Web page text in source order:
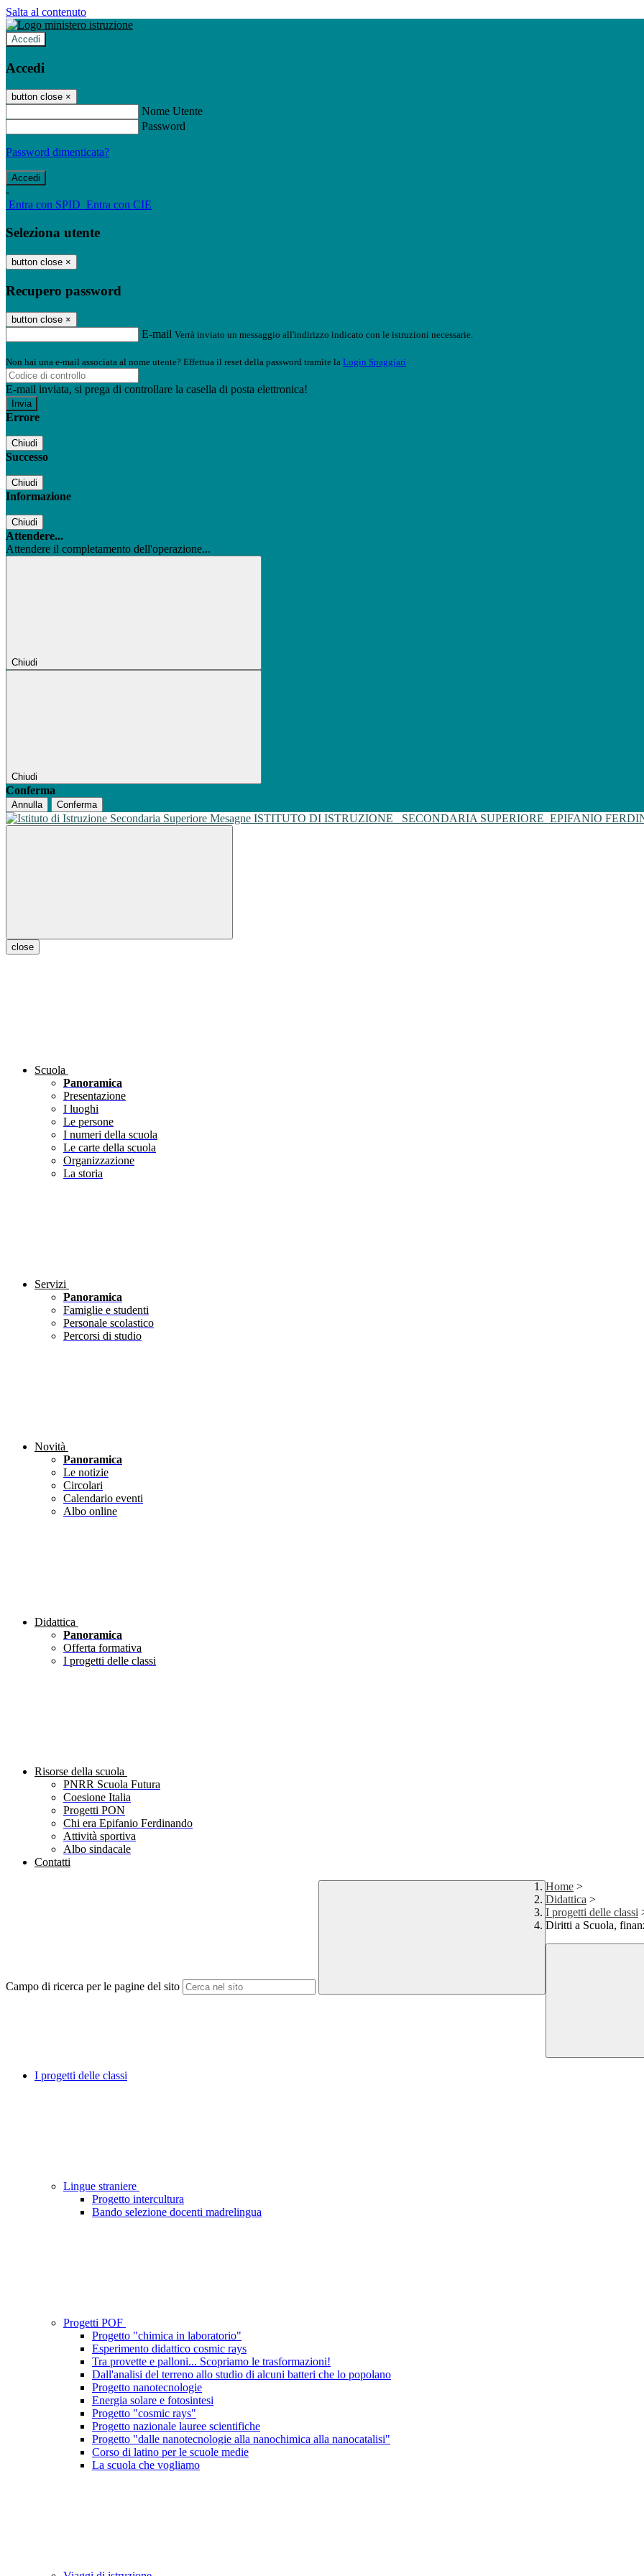
Salta al contenuto
Accedi
Accedi
button close ×
Nome Utente
Password
Password dimenticata?
-
Entra con SPID Entra con CIE
Seleziona utente
button close ×
Recupero password
button close ×
E-mail Verrà inviato un messaggio all'indirizzo indicato con le istruzioni necessarie.
Non hai una e-mail associata al nome utente? Effettua il reset della password tramite la Login Spaggiari
E-mail inviata, si prega di controllare la casella di posta elettronica!
Errore
Chiudi
Successo
Chiudi
Informazione
Chiudi
Attendere...
Attendere il completamento dell'operazione...
Chiudi
Chiudi
Conferma
Annulla Conferma
ISTITUTO DI ISTRUZIONE SECONDARIA SUPERIORE EPIFANIO
close
Scuola
Panoramica
Presentazione
I luoghi
Le persone
I numeri della scuola
Le carte della scuola
Organizzazione
La storia
Servizi
Panoramica
Famiglie e studenti
Personale scolastico
Percorsi di studio
Novità
Panoramica
Le notizie
Circolari
Calendario eventi
Albo online
Didattica
Panoramica
Offerta formativa
I progetti delle classi
Risorse della scuola
PNRR Scuola Futura
Coesione Italia
Progetti PON
Chi era Epifanio Ferdinando
Attività sportiva
Albo sindacale
Contatti
Campo di ricerca per le pagine del sito
Home >
Didattica >
I progetti delle classi
Diritti a Scuola,
I progetti delle classi
Lingue straniere
Progetto intercultura
Bando selezione docenti madrelingua
Progetti POF
Progetto "chimica in laboratorio"
Esperimento didattico cosmic rays
Tra provette e palloni... Scopriamo le trasformazioni!
Dall'analisi del terreno allo studio di alcuni batteri che lo popolano
Progetto nanotecnologie
Energia solare e fotosintesi
Progetto "cosmic rays"
Progetto nazionale lauree scientifiche
Progetto "dalle nanotecnologie alla nanochimica alla nanocatalisi"
Corso di latino per le scuole medie
La scuola che vogliamo